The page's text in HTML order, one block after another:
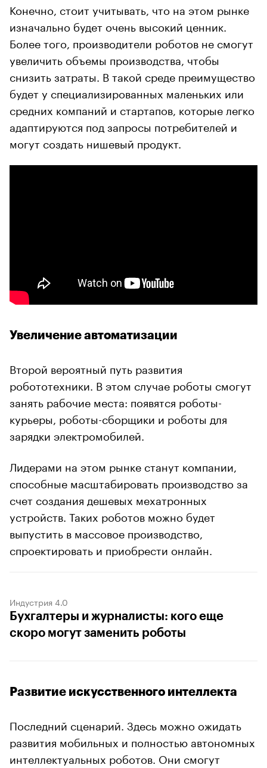
Конечно, стоит учитывать, что на этом рынке
изначально будет очень высокий ценник.
Более того, производители роботов не смогут
увеличить объемы производства, чтобы
снизить затраты. В такой среде преимущество
будет у специализированных маленьких или
средних компаний и стартапов, которые легко
адаптируются под запросы потребителей и
могут создать нишевый продукт.
Увеличение автоматизации
Второй вероятный путь развития
робототехники. В этом случае роботы смогут
занять рабочие места: появятся роботы-
курьеры, роботы-сборщики и роботы для
зарядки электромобилей.
Лидерами на этом рынке станут компании,
способные масштабировать производство за
счет создания дешевых мехатронных
устройств. Таких роботов можно будет
выпустить в массовое производство,
спроектировать и приобрести онлайн.
Индустрия 4.0
Бухгалтеры и журналисты: кого еще
скоро могут заменить роботы
Развитие искусственного интеллекта
Последний сценарий. Здесь можно ожидать
развития мобильных и полностью автономных
интеллектуальных роботов. Они смогут